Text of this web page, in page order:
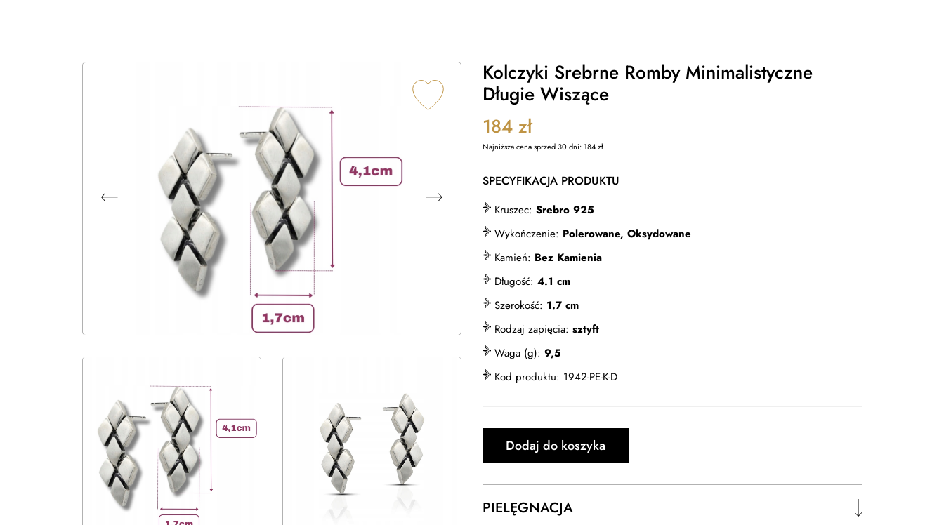
Kolczyki Srebrne Romby Minimalistyczne
Długie Wiszące
184 zł
Najniższa cena sprzed 30 dni:184zł
SPECYFIKACJA PRODUKTU
Kruszec: Srebro 925
Wykończenie: Polerowane, Oksydowane
Kamień: Bez Kamienia
Długość: 4.1 cm
Szerokość: 1.7 cm
Rodzaj zapięcia: sztyft
Waga (g): 9,5
Kod produktu: 1942-PE-K-D
Dodaj do koszyka
PIELĘGNACJA